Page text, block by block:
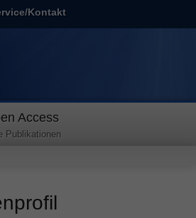
Kontakt
Access
Publikationen